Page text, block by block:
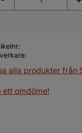
alla produkter från
ett omdöme!